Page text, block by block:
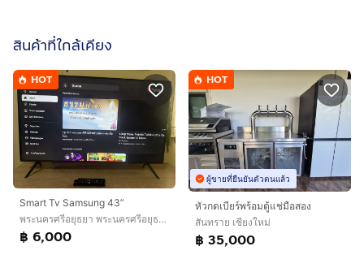
สินค้าที่ใกล้เคียง
HOT
Smart Tv Samsung 43”
พระนครศรีอยุธยา พระนครศรีอยุธยา
฿ 6,000
HOT
ผู้ขายที่ยืนยันตัวตนแล้ว
หัวกดเบียร์พร้อมตู้แช่มือสอง
สันทราย เชียงใหม่
฿ 35,000